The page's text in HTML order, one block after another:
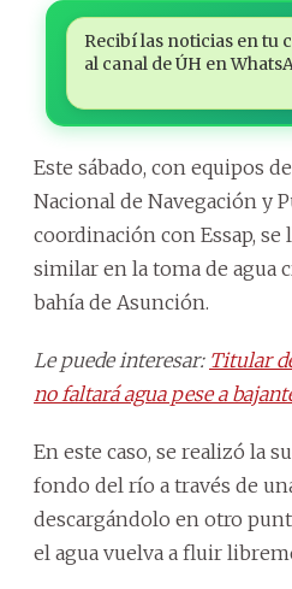
Recibí las noticias en tu
al canal de ÚH en
Este sábado, con equipos
Nacional de Navegación y
coordinación con Essap, se
similar en la toma de agua
bahía de Asunción.
Le puede interesar: Titular
no faltará agua pese a
En este caso, se realizó la
fondo del río a través de
descargándolo en otro
el agua vuelva a fluir